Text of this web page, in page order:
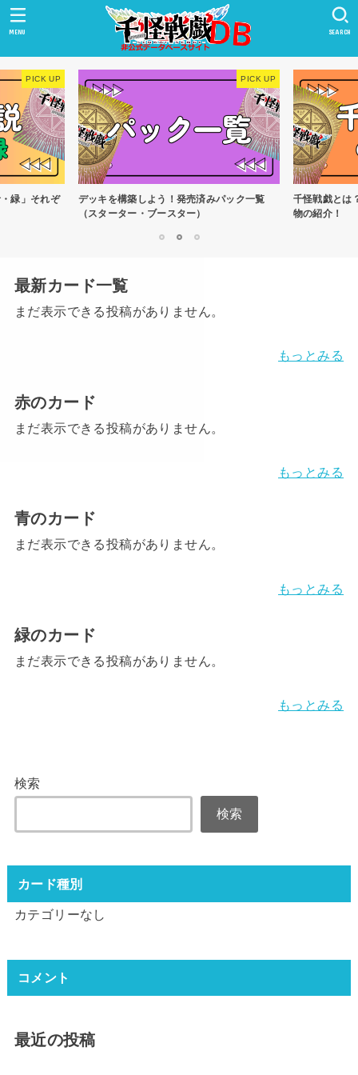
SEARCH
MENU
緑」それぞ
デッキを構築しよう！発売済みパック一覧
（スターター・ブースター）
千怪戦戯とは
物の紹介！
最新カード一覧
まだ表示できる投稿がありません。
もっとみる
赤のカード
まだ表示できる投稿がありません。
もっとみる
青のカード
まだ表示できる投稿がありません。
もっとみる
緑のカード
まだ表示できる投稿がありません。
もっとみる
検索
検索
カード種別
カテゴリーなし
コメント
最近の投稿